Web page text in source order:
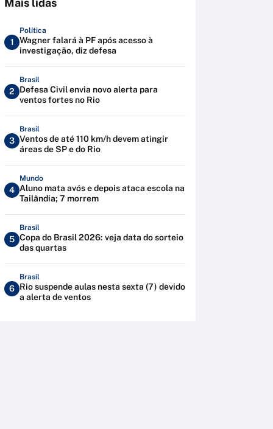
Mais lidas
1
Política
Wagner falará à PF após acesso à
investigação, diz defesa
2
Brasil
Defesa Civil envia novo alerta para
ventos fortes no Rio
3
Brasil
Ventos de até 110 km/h devem atingir
áreas de SP e do Rio
4
Mundo
Aluno mata avós e depois ataca escola na
Tailândia; 7 morrem
5
Brasil
Copa do Brasil 2026: veja data do sorteio
das quartas
6
Brasil
Rio suspende aulas nesta sexta (7) devido
a alerta de ventos